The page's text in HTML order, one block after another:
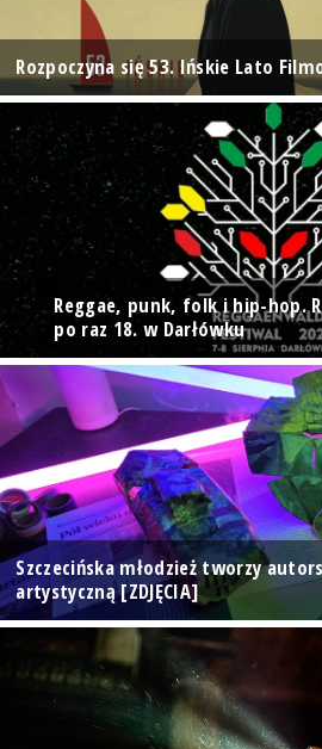
Rozpoczyna się 53. Ińskie Lato
Reggae, punk, folk i hip-hop.
po raz 18. w Darłówku
Szczecińska młodzież tworzy
artystyczną [ZDJĘCIA]